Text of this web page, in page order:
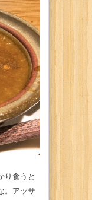
り食うと
。アッサ